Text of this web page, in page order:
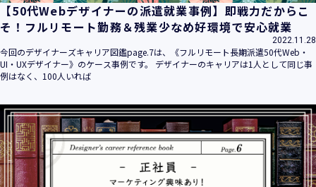
【50代Webデザイナーの派遣就業事例】即戦力だからこ
そ！フルリモート勤務＆残業少なめ好環境で安心就業
2022.11.28
今回のデザイナーズキャリア図鑑page.7は、《フルリモート長期派遣50代Web・
UI・UXデザイナー》のケース事例です。 デザイナーのキャリアは1人として同じ事
例はなく、100人いれば